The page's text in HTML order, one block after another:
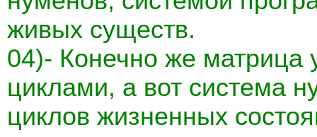
живых существ.
04)- Конечно же матрица
циклами, а вот система
циклов жизненных